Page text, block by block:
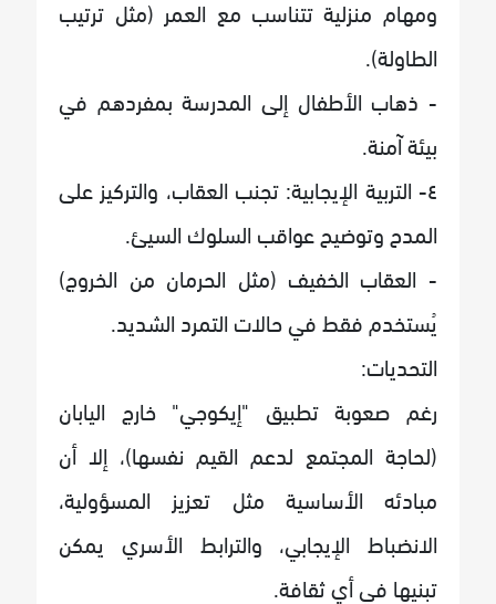
ومهام منزلية تتناسب مع العمر (مثل ترتيب
الطاولة).
- ذهاب الأطفال إلى المدرسة بمفردهم في
بيئة آمنة.
٤- التربية الإيجابية: تجنب العقاب، والتركيز على
المدح وتوضيح عواقب السلوك السيئ.
- العقاب الخفيف (مثل الحرمان من الخروج)
يُستخدم فقط في حالات التمرد الشديد.
التحديات:
رغم صعوبة تطبيق "إيكوجي" خارج اليابان
(لحاجة المجتمع لدعم القيم نفسها)، إلا أن
مبادئه الأساسية مثل تعزيز المسؤولية،
الانضباط الإيجابي، والترابط الأسري يمكن
تبنيها في أي ثقافة.